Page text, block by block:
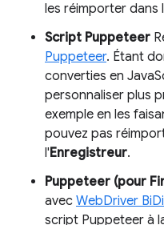
les réimporter dans
Script Puppeteer
Puppeteer. Étant
converties en
personnaliser plus
exemple en les
pouvez pas
l'Enregistreur.
Puppeteer (pour
avec WebDriver BiDi
script Puppeteer à